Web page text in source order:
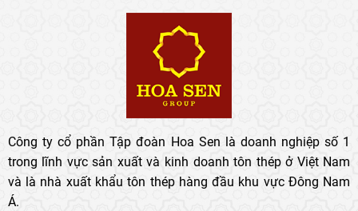
Công ty cổ phần Tập đoàn Hoa Sen là doanh nghiệp số 1
trong lĩnh vực sản xuất và kinh doanh tôn thép ở Việt Nam
và là nhà xuất khẩu tôn thép hàng đầu khu vực Đông Nam
Á.